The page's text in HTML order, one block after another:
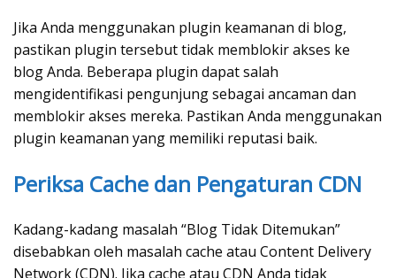
Jika Anda menggunakan plugin keamanan di blog,
pastikan plugin tersebut tidak memblokir akses ke
blog Anda. Beberapa plugin dapat salah
mengidentifikasi pengunjung sebagai ancaman dan
memblokir akses mereka. Pastikan Anda menggunakan
plugin keamanan yang memiliki reputasi baik.
Periksa Cache dan Pengaturan CDN
Kadang-kadang masalah “Blog Tidak Ditemukan”
disebabkan oleh masalah cache atau Content Delivery
Network (CDN). Jika cache atau CDN Anda tidak